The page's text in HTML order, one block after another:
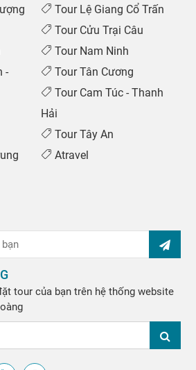
Tour Lệ Giang Cổ Trấn
Tour Cửu Trại Câu
Tour Nam Ninh
-
Tour Tân Cương
Tour Cam Túc - Thanh
Hải
Tour Tây An
Atravel
tour của bạn trên hệ thống website